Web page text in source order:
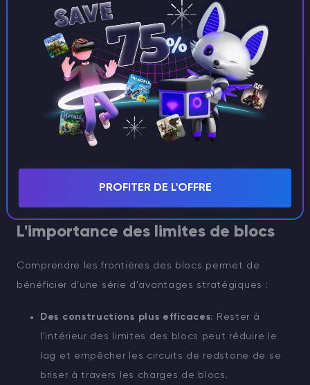
coordonnée X ou Z est divisible par 16. En faisant
un peu de mathématiques, vous pouvez
déterminer où vous vous trouvez dans un bloc.
Pour les joueurs plus visuels, il existe des outils créés
par la communauté et des modules complémentaires
qui permettent d'afficher les lignes de blocs
directement dans le jeu. Il peut s'agir de packs de
textures ou d'applications externes qui
cartographient votre monde en fonction de la graine.
L'importance des limites de blocs
Comprendre les frontières des blocs permet de
bénéficier d'une série d'avantages stratégiques :
Des constructions plus efficaces: Rester à
l'intérieur des limites des blocs peut réduire le
lag et empêcher les circuits de redstone de se
briser à travers les charges de blocs.
PROFITER DE L'OFFRE